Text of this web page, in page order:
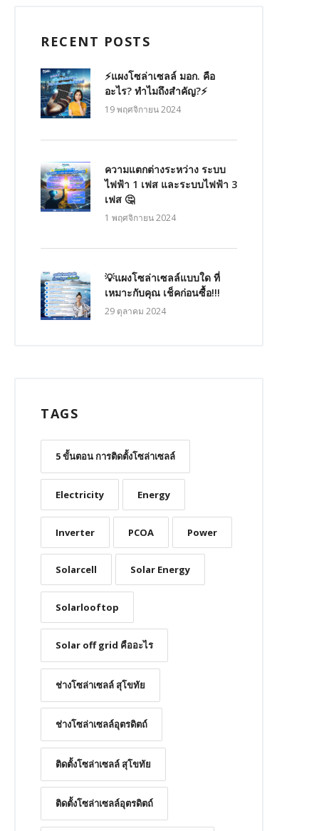
RECENT POSTS
⚡แผงโซล่าเซลล์ มอก. คือ
อะไร? ทำไมถึงสำคัญ?⚡
19 พฤศจิกายน 2024
ความแตกต่างระหว่าง ระบบ
ไฟฟ้า 1 เฟส และระบบไฟฟ้า 3
เฟส 🤔
1 พฤศจิกายน 2024
💡แผงโซล่าเซลล์แบบใด ที่
เหมาะกับคุณ เช็คก่อนซื้อ!!!
29 ตุลาคม 2024
TAGS
5 ขั้นตอน การติดตั้งโซล่าเซลล์
Electricity Energy
Inverter PCOA Power
Solarcell Solar Energy
Solarlooftop
Solar off grid คืออะไร
ช่างโซล่าเซลล์ สุโขทัย
ช่างโซล่าเซลล์อุตรดิตถ์
ติดตั้งโซล่าเซลล์ สุโขทัย
ติดตั้งโซล่าเซลล์อุตรดิตถ์